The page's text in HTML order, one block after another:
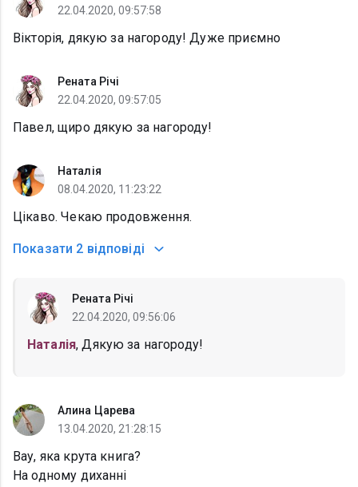
22.04.2020, 09:57:58
Вікторія, дякую за нагороду! Дуже приємно
Рената Річі
22.04.2020, 09:57:05
Павел, щиро дякую за нагороду!
Наталія
08.04.2020, 11:23:22
Цікаво. Чекаю продовження.
Показати 2 відповіді
Рената Річі
22.04.2020, 09:56:06
Наталія, Дякую за нагороду!
Алина Царева
13.04.2020, 21:28:15
Вау, яка крута книга?
На одному диханні